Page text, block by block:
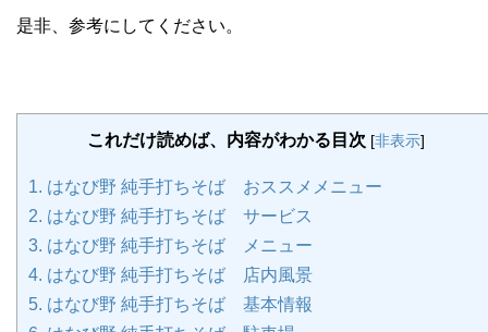
是非、参考にしてください。
これだけ読めば、内容がわかる目次 [非表示]
1. はなび野 純手打ちそば おススメメニュー
2. はなび野 純手打ちそば サービス
3. はなび野 純手打ちそば メニュー
4. はなび野 純手打ちそば 店内風景
5. はなび野 純手打ちそば 基本情報